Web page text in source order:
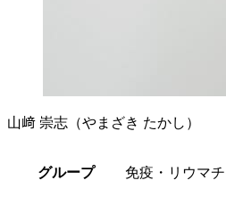
山﨑 崇志 （やまざき たかし）
グループ 免疫・リウマ